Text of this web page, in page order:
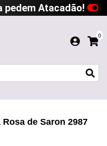
pedem Atacadão!
0
de Saron 2987